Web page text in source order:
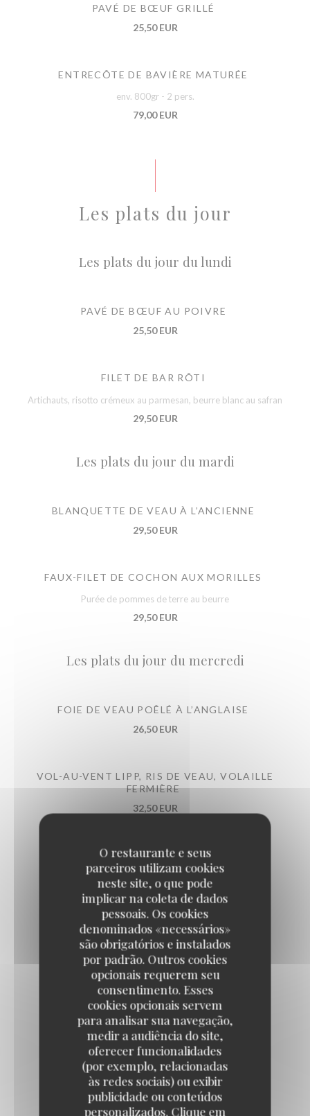
O restaurante e seus
parceiros utilizam cookies
neste site, o que pode
implicar na coleta de dados
pessoais. Os cookies
denominados «necessários»
são obrigatórios e instalados
por padrão. Outros cookies
opcionais requerem seu
consentimento. Esses
cookies opcionais servem
para analisar sua navegação,
medir a audiência do site,
oferecer funcionalidades
(por exemplo, relacionadas
às redes sociais) ou exibir
publicidade ou conteúdos
personalizados. Clique em
PAVÉ DE BŒUF GRILLÉ
25,50 EUR
ENTRECÔTE DE BAVIÈRE MATURÉE
env. 800gr - 2 pers.
79,00 EUR
Les plats du jour
Les plats du jour du lundi
PAVÉ DE BŒUF AU POIVRE
25,50 EUR
FILET DE BAR RÔTI
Artichauts, risotto crémeux au parmesan, beurre blanc au safran
29,50 EUR
Les plats du jour du mardi
BLANQUETTE DE VEAU À L’ANCIENNE
29,50 EUR
FAUX-FILET DE COCHON AUX MORILLES
Purée de pommes de terre au beurre
29,50 EUR
Les plats du jour du mercredi
FOIE DE VEAU POÊLÉ À L’ANGLAISE
26,50 EUR
VOL-AU-VENT LIPP, RIS DE VEAU, VOLAILLE
FERMIÈRE
32,50 EUR
Les plats du jour du jeudi
CASSOULET LIPP
26,50 EUR
AÏOLI DE CABILLAUD
Œuf plein air, bulots, légumes d'été
29,50 EUR
Les plats du jour du vendredi
RAIE AU BEURRE NOISETTE, CÂPRES